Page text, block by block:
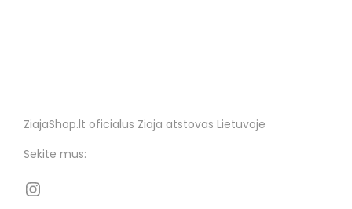
ZiajaShop.lt oficialus Ziaja atstovas Lietuvoje
Sekite mus: